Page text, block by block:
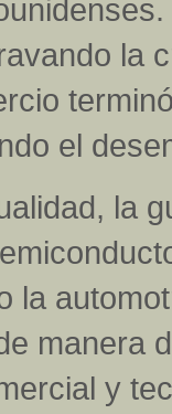
la
el
la
la
manera
y